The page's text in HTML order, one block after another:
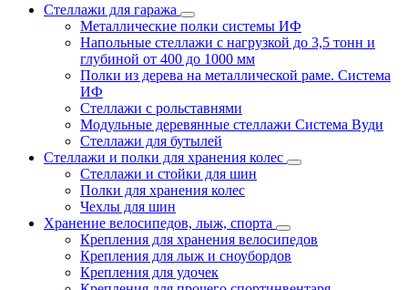
Стеллажи для гаража
Металлические полки системы ИФ
Напольные стеллажи с нагрузкой до 3,5 тонн и
глубиной от 400 до 1000 мм
Полки из дерева на металлической раме. Система
ИФ
Стеллажи с рольставнями
Модульные деревянные стеллажи Система Вуди
Стеллажи для бутылей
Стеллажи и полки для хранения колес
Стеллажи и стойки для шин
Полки для хранения колес
Чехлы для шин
Хранение велосипедов, лыж, спорта
Крепления для хранения велосипедов
Крепления для лыж и сноубордов
Крепления для удочек